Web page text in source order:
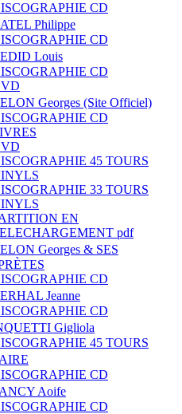
CD
Philippe
CD
Louis
CD
Georges (Site Officiel)
CD
45 TOURS
33 TOURS
EN
pdf
Georges & SES
CD
Jeanne
CD
Gigliola
45 TOURS
CD
Aoife
CD